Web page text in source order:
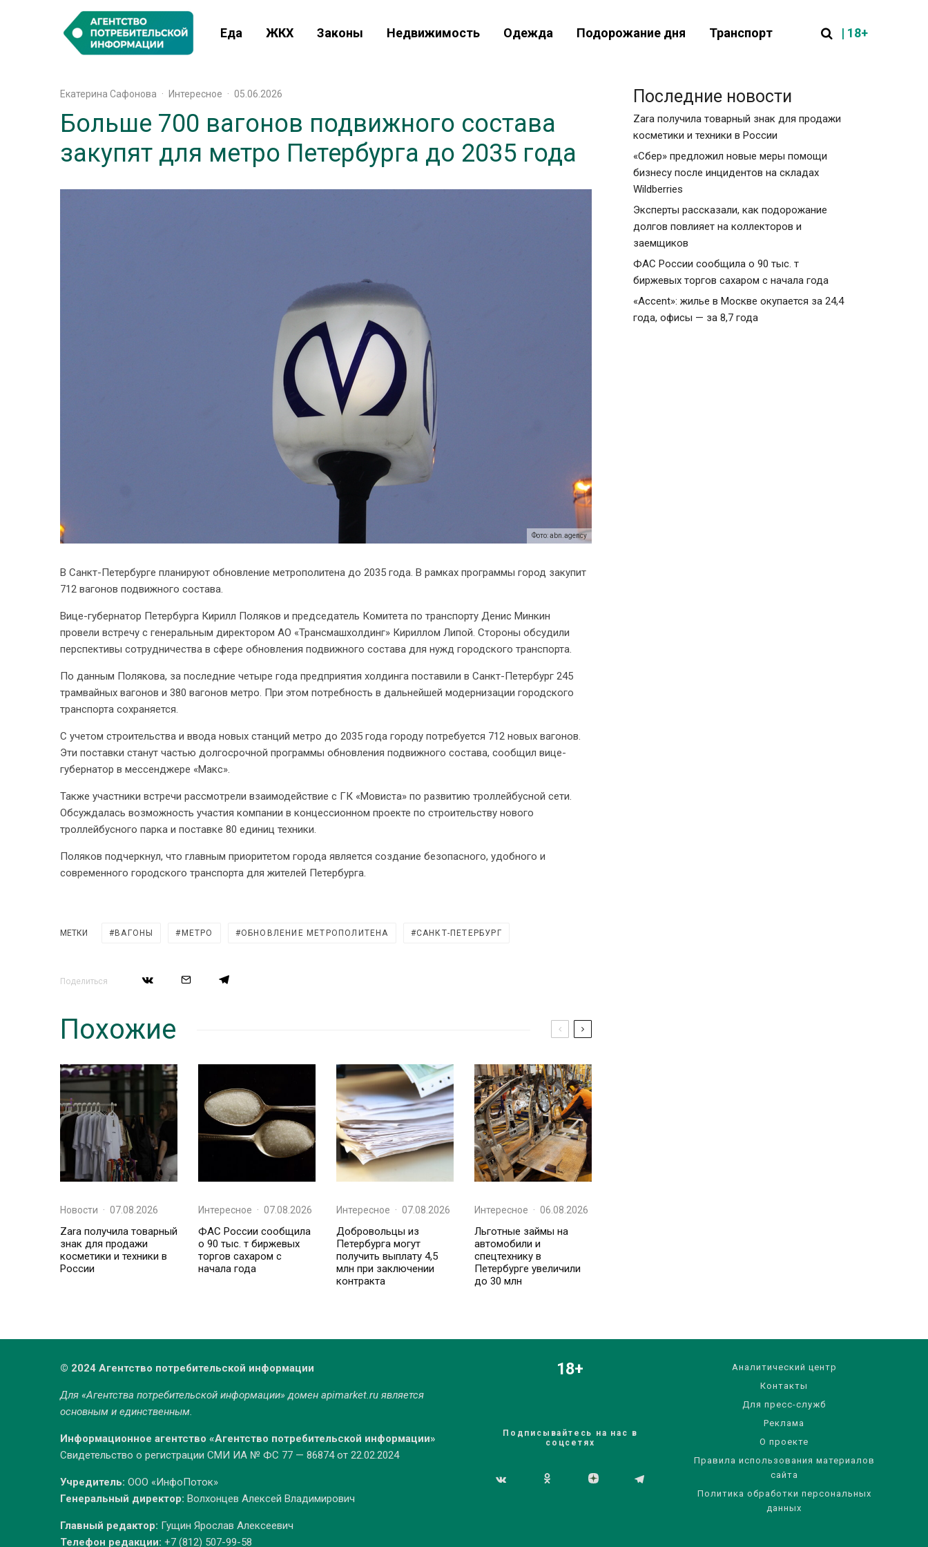
Еда ЖКХ Законы Недвижимость Одежда Подорожание дня Транспорт | 18+
Екатерина Сафонова · Интересное · 05.06.2026
Больше 700 вагонов подвижного состава
закупят для метро Петербурга до 2035 года
Фото: abn.agency
В Санкт-Петербурге планируют обновление метрополитена до 2035 года. В рамках программы город закупит
712 вагонов подвижного состава.
Вице-губернатор Петербурга Кирилл Поляков и председатель Комитета по транспорту Денис Минкин
провели встречу с генеральным директором АО «Трансмашхолдинг» Кириллом Липой. Стороны обсудили
перспективы сотрудничества в сфере обновления подвижного состава для нужд городского транспорта.
По данным Полякова, за последние четыре года предприятия холдинга поставили в Санкт-Петербург 245
трамвайных вагонов и 380 вагонов метро. При этом потребность в дальнейшей модернизации городского
транспорта сохраняется.
С учетом строительства и ввода новых станций метро до 2035 года городу потребуется 712 новых вагонов.
Эти поставки станут частью долгосрочной программы обновления подвижного состава, сообщил вице-
губернатор в мессенджере «Макс».
Также участники встречи рассмотрели взаимодействие с ГК «Мовиста» по развитию троллейбусной сети.
Обсуждалась возможность участия компании в концессионном проекте по строительству нового
троллейбусного парка и поставке 80 единиц техники.
Поляков подчеркнул, что главным приоритетом города является создание безопасного, удобного и
современного городского транспорта для жителей Петербурга.
МЕТКИ ВАГОНЫ МЕТРО ОБНОВЛЕНИЕ МЕТРОПОЛИТЕНА САНКТ-ПЕТЕРБУРГ
Поделиться
Похожие
Новости · 07.08.2026
Zara получила товарный
знак для продажи
косметики и техники в
России
Интересное · 07.08.2026
ФАС России сообщила
о 90 тыс. т биржевых
торгов сахаром с
начала года
Интересное · 07.08.2026
Добровольцы из
Петербурга могут
получить выплату 4,5
млн при заключении
контракта
Интересное · 06.08.2026
Льготные займы на
автомобили и
спецтехнику в
Петербурге увеличили
до 30 млн
Последние новости
Zara получила товарный знак для продажи
косметики и техники в России
«Сбер» предложил новые меры помощи
бизнесу после инцидентов на складах
Wildberries
Эксперты рассказали, как подорожание
долгов повлияет на коллекторов и
заемщиков
ФАС России сообщила о 90 тыс. т
биржевых торгов сахаром с начала года
«Accent»: жилье в Москве окупается за 24,4
года, офисы — за 8,7 года
© 2024 Агентство потребительской информации
Для «Агентства потребительской информации» домен apimarket.ruявляется
основным и единственным.
Информационное агентство «Агентство потребительской информации»
Свидетельство о регистрации СМИ ИА № ФС 77 — 86874 от 22.02.2024
Учредитель: ООО «ИнфоПоток»
Генеральный директор: Волхонцев Алексей Владимирович
Главный редактор: Гущин Ярослав Алексеевич
Телефон редакции: +7 (812) 507-99-58
18+
Подписывайтесь на нас в
соцсетях
Аналитический центр
Контакты
Для пресс-служб
Реклама
О проекте
Правила использования материалов
сайта
Политика обработки персональных
данных